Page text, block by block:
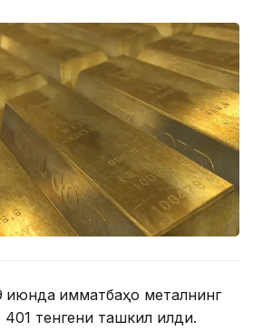
июнда қимматбаҳо металнинг
тенгени ташкил қилди.